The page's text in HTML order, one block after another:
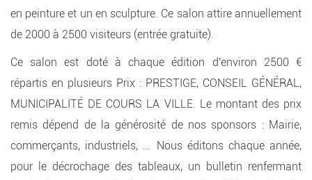
en peinture et un en sculpture. Ce salon attire annuellement
de 2000 à 2500 visiteurs (entrée gratuite).
Ce salon est doté à chaque édition d'environ 2500 €
répartis en plusieurs Prix : PRESTIGE, CONSEIL GÉNÉRAL,
MUNICIPALITÉ DE COURS LA VILLE. Le montant des prix
remis dépend de la générosité de nos sponsors : Mairie,
commerçants, industriels, ... Nous éditons chaque année,
pour le décrochage des tableaux, un bulletin renfermant